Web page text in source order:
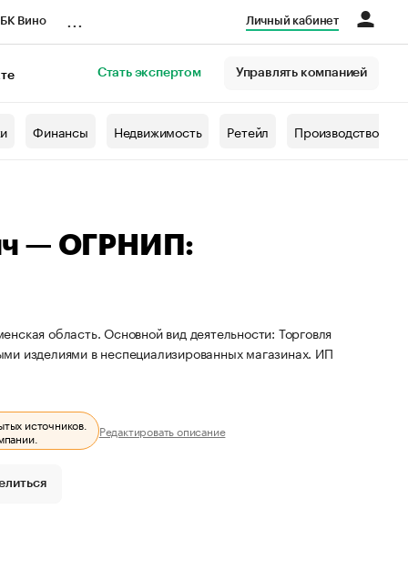
Вино Личный кабинет
Стать экспертом Управлять компанией
Финансы Недвижимость Ретейл Производство
— ОГРНИП:
область. Основной вид деятельности: Торговля
изделиями в неспециализированных магазинах. ИП
источников.
Редактировать описание